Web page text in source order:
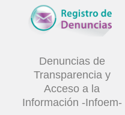
Denuncias de
Transparencia y
Acceso a la
Información -Infoem-